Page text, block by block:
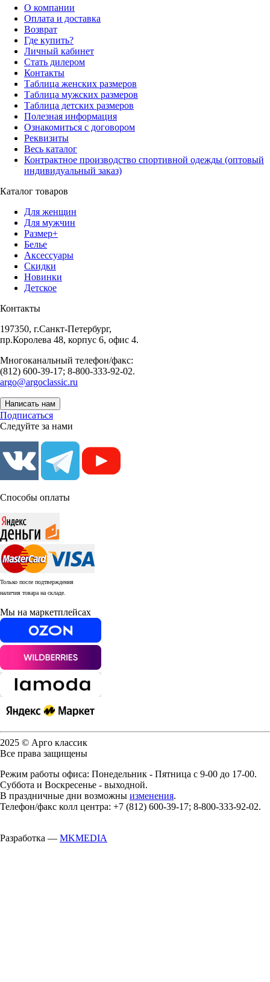
О компании
Оплата и доставка
Возврат
Где купить?
Личный кабинет
Стать дилером
Контакты
Таблица женских размеров
Таблица мужских размеров
Таблица детских размеров
Полезная информация
Ознакомиться с договором
Реквизиты
Весь каталог
Контрактное производство спортивной одежды (оптовый
индивидуальный заказ)
Каталог товаров
Для женщин
Для мужчин
Размер+
Белье
Аксессуары
Скидки
Новинки
Детское
Контакты
197350, г.Санкт-Петербург,
пр.Королева 48, корпус 6, офис 4.
Многоканальный телефон/факс:
(812) 600-39-17; 8-800-333-92-02.
argo@argoclassic.ru
Написать нам
Подписаться
Следуйте за нами
Способы оплаты
Только после подтверждения
наличия товара на складе.
Мы на маркетплейсах
2025 © Арго классик
Все права защищены
Режим работы офиса: Понедельник - Пятница с 9-00 до 17-00.
Суббота и Воскресенье - выходной.
В праздничные дни возможны изменения.
Телефон/факс колл центра: +7 (812) 600-39-17; 8-800-333-92-02.
Разработка — MKMEDIA